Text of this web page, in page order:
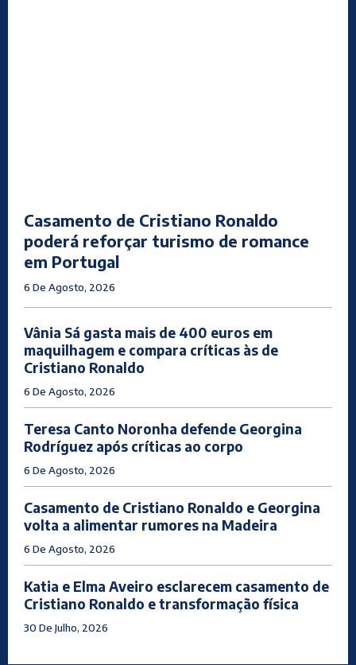
Casamento de Cristiano Ronaldo
poderá reforçar turismo de romance
em Portugal
6 De Agosto, 2026
Vânia Sá gasta mais de 400 euros em
maquilhagem e compara críticas às de
Cristiano Ronaldo
6 De Agosto, 2026
Teresa Canto Noronha defende Georgina
Rodríguez após críticas ao corpo
6 De Agosto, 2026
Casamento de Cristiano Ronaldo e Georgina
volta a alimentar rumores na Madeira
6 De Agosto, 2026
Katia e Elma Aveiro esclarecem casamento de
Cristiano Ronaldo e transformação física
30 De Julho, 2026